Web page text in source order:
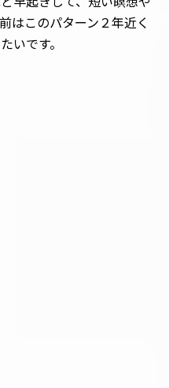
はこのパターン２年近く
いです。